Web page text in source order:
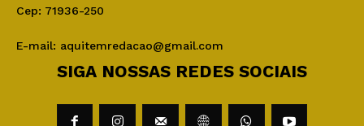
Cep: 71936-250
E-mail: aquitemredacao@gmail.com
SIGA NOSSAS REDES SOCIAIS